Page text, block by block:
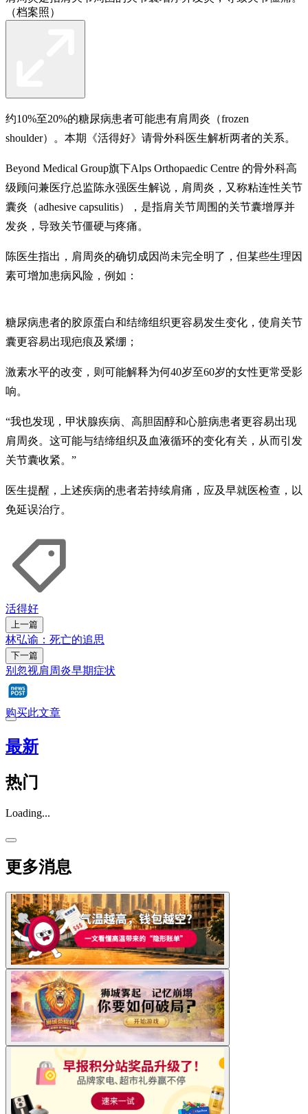
（档案照）
约10%至20%的糖尿病患者可能患有肩周炎（frozen
shoulder）。本期《活得好》请骨外科医生解析两者的关系。
Beyond Medical Group旗下Alps Orthopaedic Centre 的骨外科高
级顾问兼医疗总监陈永强医生解说，肩周炎，又称粘连性关节
囊炎（adhesive capsulitis），是指肩关节周围的关节囊增厚并
发炎，导致关节僵硬与疼痛。
陈医生指出，肩周炎的确切成因尚未完全明了，但某些生理因
素可增加患病风险，例如：
糖尿病患者的胶原蛋白和结缔组织更容易发生变化，使肩关节
囊更容易出现疤痕及紧绷；
激素水平的改变，则可能解释为何40岁至60岁的女性更常受影
响。
“我也发现，甲状腺疾病、高胆固醇和心脏病患者更容易出现
肩周炎。这可能与结缔组织及血液循环的变化有关，从而引发
关节囊收紧。”
医生提醒，上述疾病的患者若持续肩痛，应及早就医检查，以
免延误治疗。
活得好
上一篇
林弘谕：死亡的追思
下一篇
别忽视肩周炎早期症状
购买此文章
最新
热门
Loading...
更多消息